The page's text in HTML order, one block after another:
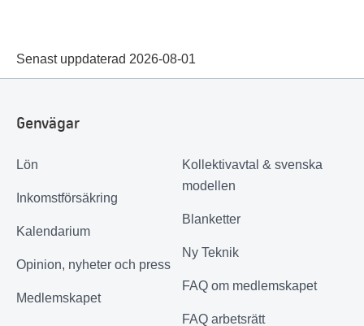
Senast uppdaterad 2026-08-01
Genvägar
Lön
Inkomstförsäkring
Kalendarium
Opinion, nyheter och press
Medlemskapet
Kollektivavtal & svenska
modellen
Blanketter
Ny Teknik
FAQ om medlemskapet
FAQ arbetsrätt